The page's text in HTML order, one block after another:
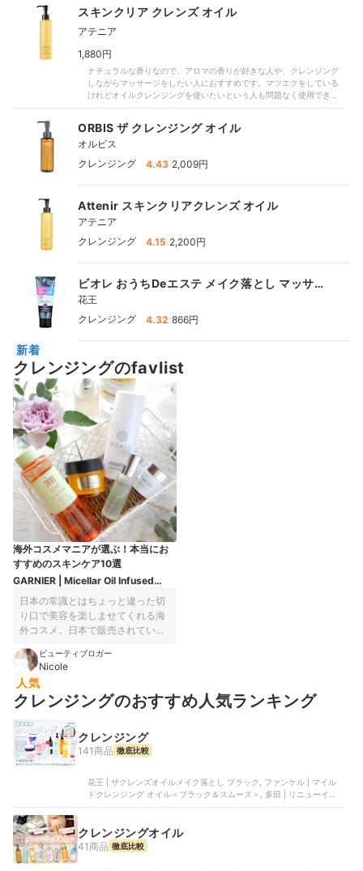
スキンクリア クレンズ オイル
アテニア
1,880円
ナチュラルな香りなので、アロマの香りが好きな人や、クレンジング
しながらマッサージをしたい人におすすめです。マツエクをしている
けれどオイルクレンジングを使いたいという人も問題なく使用できる
おすすめです。毛穴が気になっている人は、夏場でも週に何回かしっ
かりクレンジングしたほうが美肌を目指せるでしょう。
ORBIS ザ クレンジング オイル
オルビス
クレンジング
4.43 2,009円
Attenir スキンクリアクレンズ オイル
アテニア
クレンジング
4.15 2,200円
ビオレ おうちDeエステ メイク落とし マッサー
ジブラックジェル
花王
クレンジング
4.32 866円
新着
クレンジングのfavlist
海外コスメマニアが選ぶ！本当にお
すすめのスキンケア10選
GARNIER | Micellar Oil Infused
日本の常識とはちょっと違った切
り口で美容を楽しませてくれる海
外コスメ。日本で販売されている
ない方もいらっしゃるでしょう。
でも実は、国産のものとはまた違
った魅力を持ったコスメが世界に
はたくさんあるんです。 今回は海
ら、使って本当によかったと思う
「おすすめのスキンケアアイテ
ム」を10個ご紹介したいと思いま
ビューティブロガー
Nicole
人気
クレンジングのおすすめ人気ランキング
クレンジング
141商品 徹底比較
花王 | ザクレンズオイルメイク落とし ブラック, ファンケル | マイル
ドクレンジング オイル＜ブラック＆スムース＞, 多田 | リニューイン
クレンジングオイル
41商品 徹底比較